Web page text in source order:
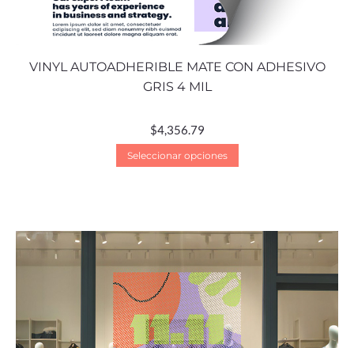
VINYL AUTOADHERIBLE MATE CON ADHESIVO
GRIS 4 MIL
$4,356.79
Seleccionar opciones